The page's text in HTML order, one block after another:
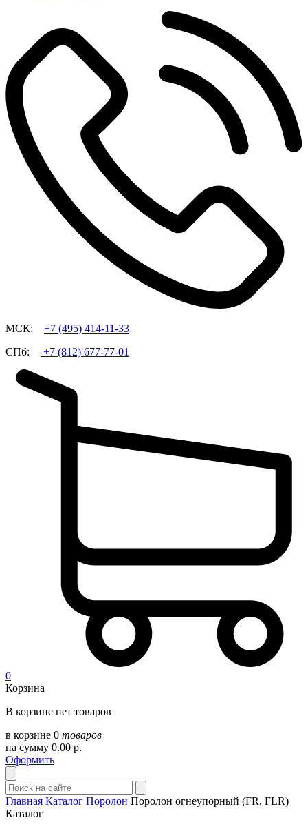
МСК: +7 (495) 414-11-33
СПб:
+7 (812) 677-77-01
0
Корзина
В корзине нет товаров
в корзине 0 товаров
на сумму 0.00 р.
Оформить
Главная Каталог Поролон Поролон огнеупорный (FR, FLR)
Каталог